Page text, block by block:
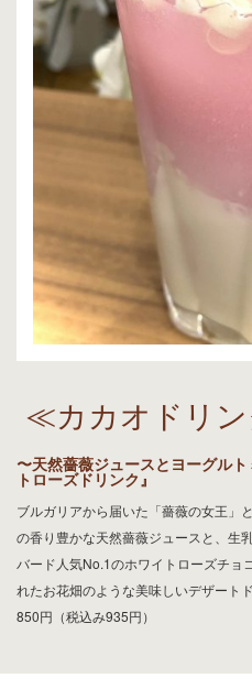
≪カカオドリ
〜天然薔薇ジュースとヨーグル
トローズドリンク』
ブルガリアから届いた「薔薇の女王」
の香り豊かな天然薔薇ジュースと、生
バード人気No.1のホワイトローズチョ
れたお花畑のような美味しいデザートド
850円（税込み935円）